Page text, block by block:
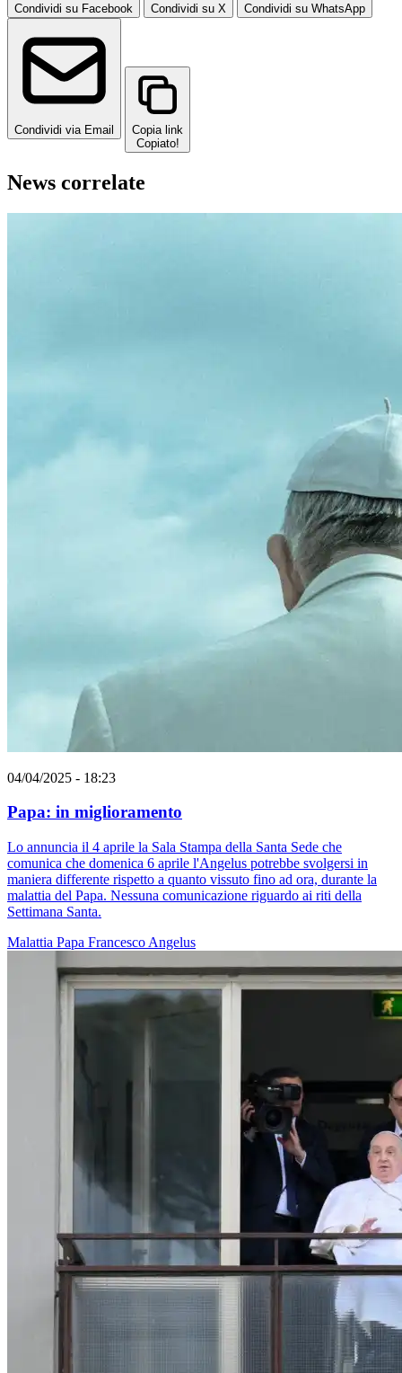
Condividi su Facebook Condividi su X Condividi su WhatsApp
Condividi via Email
Copia link
Copiato!
News correlate
04/04/2025 - 18:23
Papa: in miglioramento
Lo annuncia il 4 aprile la Sala Stampa della Santa Sede che
comunica che domenica 6 aprile l'Angelus potrebbe svolgersi in
maniera differente rispetto a quanto vissuto fino ad ora, durante la
malattia del Papa. Nessuna comunicazione riguardo ai riti della
Settimana Santa.
Malattia Papa Francesco Angelus